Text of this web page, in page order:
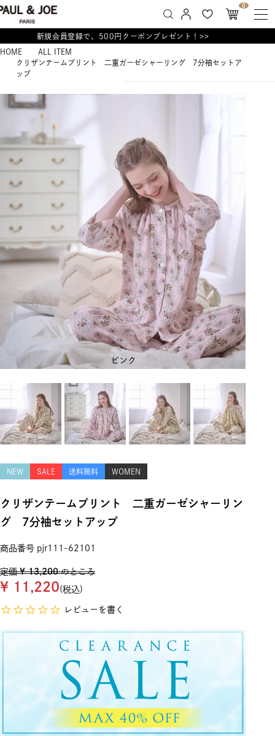
0
新規会員登録で、500円クーポンプレゼント！>>
HOME
ALL ITEM
クリザンテームプリント 二重ガーゼシャーリング 7分袖セットア
ップ
ピンク
NEW SALE 送料無料 WOMEN
クリザンテームプリント 二重ガーゼシャーリン
グ 7分袖セットアップ
商品番号 pjr111-62101
定価 ¥ 13,200 のところ
¥ 11,220 税込
レビューを書く